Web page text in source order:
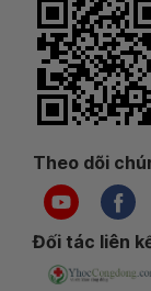
Theo dõi
Đối tác liên